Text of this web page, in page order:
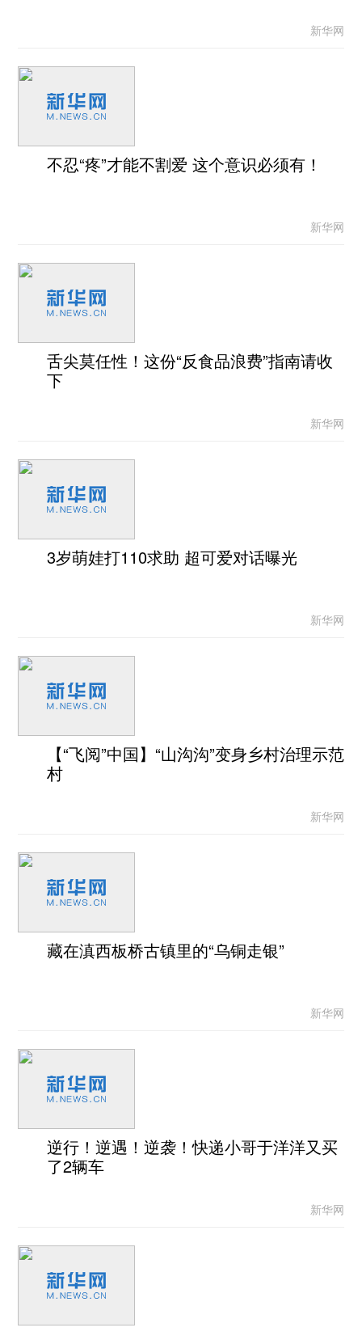
新华网
不忍“疼”才能不割爱 这个意识必须有！
新华网
舌尖莫任性！这份“反食品浪费”指南请收
下
新华网
3岁萌娃打110求助 超可爱对话曝光
新华网
【“飞阅”中国】“山沟沟”变身乡村治理示范
村
新华网
藏在滇西板桥古镇里的“乌铜走银”
新华网
逆行！逆遇！逆袭！快递小哥于洋洋又买
了2辆车
新华网